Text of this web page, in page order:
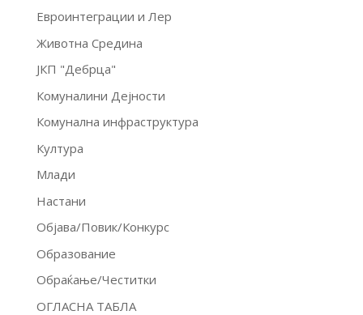
Евроинтеграции и Лер
Животна Средина
ЈКП "Дебрца"
Комуналини Дејности
Комунална инфраструктура
Култура
Млади
Настани
Објава/Повик/Конкурс
Образование
Обраќање/Честитки
ОГЛАСНА ТАБЛА